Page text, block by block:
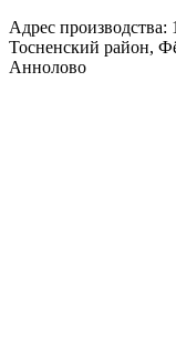
Адрес производства:
Тосненский район,
Аннолово